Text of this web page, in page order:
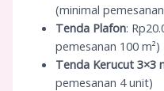
(minimal
Tenda Plafon:
pemesanan 100 m²)
Tenda Kerucut 3×3
pemesanan 4 unit)